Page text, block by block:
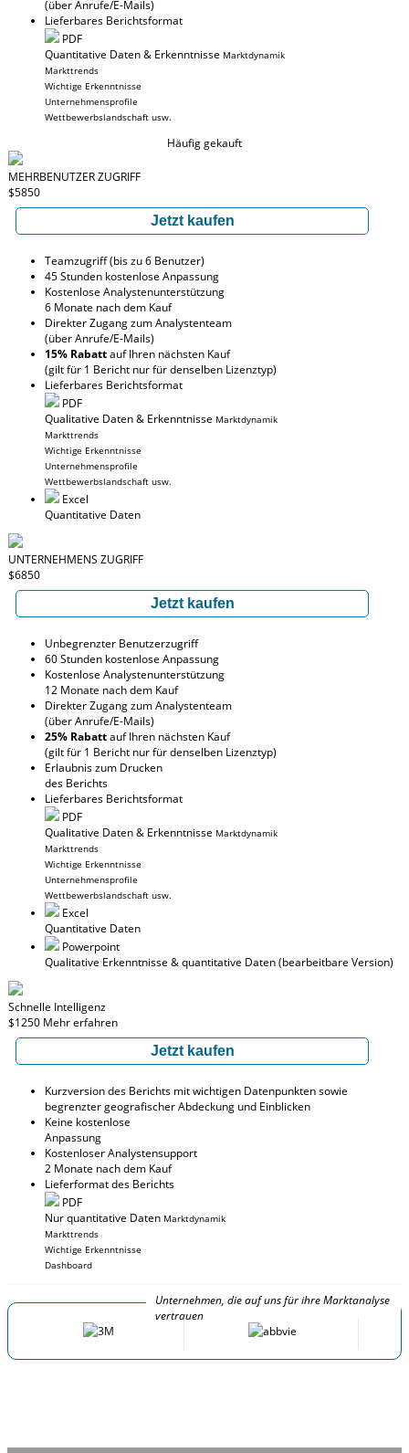
(über Anrufe/E-Mails)
Lieferbares Berichtsformat
PDF
Quantitative Daten & Erkenntnisse Marktdynamik
Markttrends
Wichtige Erkenntnisse
Unternehmensprofile
Wettbewerbslandschaft usw.
Häufig gekauft
MEHRBENUTZER ZUGRIFF
$5850
Jetzt kaufen
Teamzugriff (bis zu 6 Benutzer)
45 Stunden kostenlose Anpassung
Kostenlose Analystenunterstützung
6 Monate nach dem Kauf
Direkter Zugang zum Analystenteam
(über Anrufe/E-Mails)
15% Rabattauf Ihren nächsten Kauf
(gilt für 1 Bericht nur für denselben Lizenztyp)
Lieferbares Berichtsformat
PDF
Qualitative Daten & Erkenntnisse Marktdynamik
Markttrends
Wichtige Erkenntnisse
Unternehmensprofile
Wettbewerbslandschaft usw.
Excel
Quantitative Daten
UNTERNEHMENS ZUGRIFF
$6850
Jetzt kaufen
Unbegrenzter Benutzerzugriff
60 Stunden kostenlose Anpassung
Kostenlose Analystenunterstützung
12 Monate nach dem Kauf
Direkter Zugang zum Analystenteam
(über Anrufe/E-Mails)
25% Rabattauf Ihren nächsten Kauf
(gilt für 1 Bericht nur für denselben Lizenztyp)
Erlaubnis zum Drucken
des Berichts
Lieferbares Berichtsformat
PDF
Qualitative Daten & Erkenntnisse Marktdynamik
Markttrends
Wichtige Erkenntnisse
Unternehmensprofile
Wettbewerbslandschaft usw.
Excel
Quantitative Daten
Powerpoint
Qualitative Erkenntnisse & quantitative Daten(bearbeitbare Version)
Schnelle Intelligenz
$1250 Mehr erfahren
Jetzt kaufen
Kurzversion des Berichts mit wichtigen Datenpunkten sowie
begrenzter geografischer Abdeckung und Einblicken
Keine kostenlose
Anpassung
Kostenloser Analystensupport
2 Monate nach dem Kauf
Lieferformat des Berichts
PDF
Nur quantitative Daten Marktdynamik
Markttrends
Wichtige Erkenntnisse
Dashboard
Unternehmen, die auf uns für ihre Marktanalyse
vertrauen